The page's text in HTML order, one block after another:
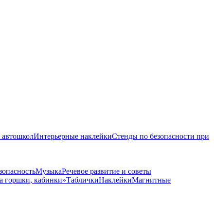
Интерьерные наклейкиСтенды по безопасности при
МузыкаРечевое развитие и советы
горшки, кабинки»ТабличкиНаклейкиМагнитные